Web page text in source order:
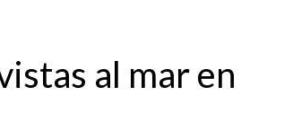
al mar en